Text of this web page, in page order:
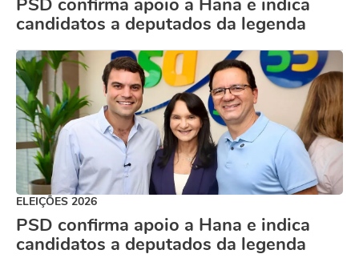
PSD confirma apoio a Hana e indica
candidatos a deputados da legenda
ELEIÇÕES 2026
PSD confirma apoio a Hana e indica
candidatos a deputados da legenda